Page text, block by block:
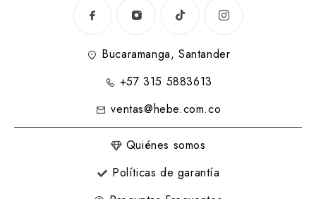
Bucaramanga, Santander
+57 315 5883613
ventas@hebe.com.co
Quiénes somos
Políticas de garantía